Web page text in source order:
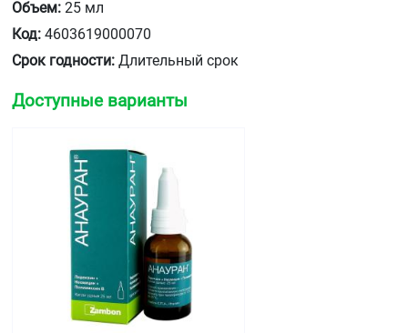
Объем: 25 мл
Код: 4603619000070
Срок годности: Длительный срок
Доступные варианты